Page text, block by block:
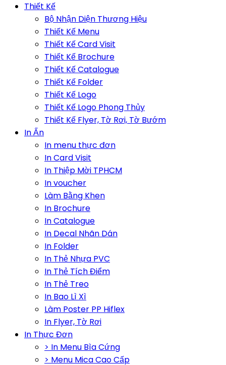
Thiết Kế
Bộ Nhận Diện Thương Hiệu
Thiết Kế Menu
Thiết Kế Card Visit
Thiết Kế Brochure
Thiết Kế Catalogue
Thiết Kế Folder
Thiết Kế Logo
Thiết Kế Logo Phong Thủy
Thiết Kế Flyer, Tờ Rơi, Tờ Bướm
In Ấn
In menu thực đơn
In Card Visit
In Thiệp Mời TPHCM
In voucher
Làm Bằng Khen
In Brochure
In Catalogue
In Decal Nhãn Dán
In Folder
In Thẻ Nhựa PVC
In Thẻ Tích Điểm
In Thẻ Treo
In Bao Lì Xì
Làm Poster PP Hiflex
In Flyer, Tờ Rơi
In Thực Đơn
> In Menu Bìa Cứng
> Menu Mica Cao Cấp